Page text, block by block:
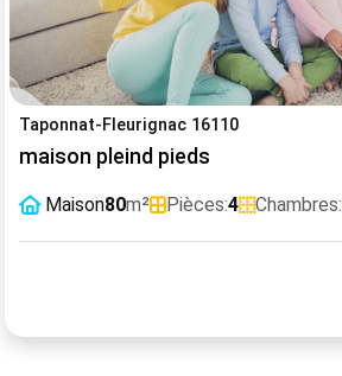
Taponnat-Fleurignac 16110
maison pleind pieds
Maison80m² Pièces:4 Chambres: